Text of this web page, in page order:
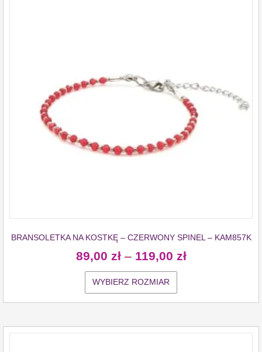
BRANSOLETKA NA KOSTKĘ – CZERWONY SPINEL – KAM857K
89,00 zł – 119,00 zł
WYBIERZ ROZMIAR